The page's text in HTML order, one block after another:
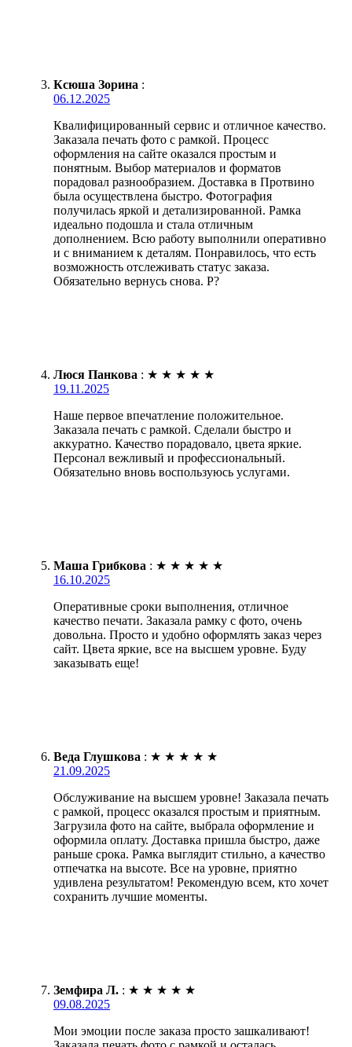
Ксюша Зорина :
06.12.2025
Квалифицированный сервис и отличное качество.
Заказала печать фото с рамкой. Процесс
оформления на сайте оказался простым и
понятным. Выбор материалов и форматов
порадовал разнообразием. Доставка в Протвино
была осуществлена быстро. Фотография
получилась яркой и детализированной. Рамка
идеально подошла и стала отличным
дополнением. Всю работу выполнили оперативно
и с вниманием к деталям. Понравилось, что есть
возможность отслеживать статус заказа.
Обязательно вернусь снова. Р?
Люся Панкова : ★ ★ ★ ★ ★
19.11.2025
Наше первое впечатление положительное.
Заказала печать с рамкой. Сделали быстро и
аккуратно. Качество порадовало, цвета яркие.
Персонал вежливый и профессиональный.
Обязательно вновь воспользуюсь услугами.
Маша Грибкова : ★ ★ ★ ★ ★
16.10.2025
Оперативные сроки выполнения, отличное
качество печати. Заказала рамку с фото, очень
довольна. Просто и удобно оформлять заказ через
сайт. Цвета яркие, все на высшем уровне. Буду
заказывать еще!
Веда Глушкова : ★ ★ ★ ★ ★
21.09.2025
Обслуживание на высшем уровне! Заказала печать
с рамкой, процесс оказался простым и приятным.
Загрузила фото на сайте, выбрала оформление и
оформила оплату. Доставка пришла быстро, даже
раньше срока. Рамка выглядит стильно, а качество
отпечатка на высоте. Все на уровне, приятно
удивлена результатом! Рекомендую всем, кто хочет
сохранить лучшие моменты.
Земфира Л. : ★ ★ ★ ★ ★
09.08.2025
Мои эмоции после заказа просто зашкаливают!